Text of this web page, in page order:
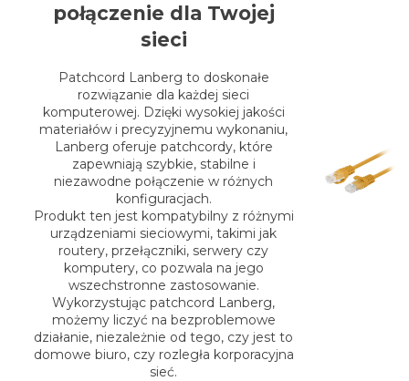
połączenie dla Twojej
sieci
Patchcord Lanberg to doskonałe
rozwiązanie dla każdej sieci
komputerowej. Dzięki wysokiej jakości
materiałów i precyzyjnemu wykonaniu,
Lanberg oferuje patchcordy, które
zapewniają szybkie, stabilne i
niezawodne połączenie w różnych
konfiguracjach.
Produkt ten jest kompatybilny z różnymi
urządzeniami sieciowymi, takimi jak
routery, przełączniki, serwery czy
komputery, co pozwala na jego
wszechstronne zastosowanie.
Wykorzystując patchcord Lanberg,
możemy liczyć na bezproblemowe
działanie, niezależnie od tego, czy jest to
domowe biuro, czy rozległa korporacyjna
sieć.